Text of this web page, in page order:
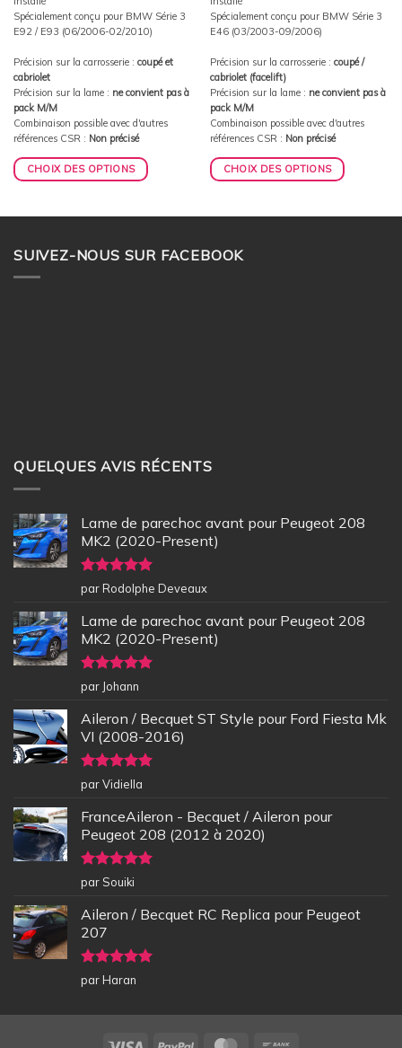
Spécialement conçu pour BMW Série 3
E92 / E93 (06/2006-02/2010)
Précision sur la carrosserie : coupé et
cabriolet
Précision sur la lame : ne convient pas à
pack M/M
Combinaison possible avec d'autres
références CSR : Non précisé
CHOIX DES OPTIONS
Spécialement conçu pour BMW Série 3
E46 (03/2003-09/2006)
Précision sur la carrosserie : coupé /
cabriolet (facelift)
Précision sur la lame : ne convient pas à
pack M/M
Combinaison possible avec d'autres
références CSR : Non précisé
CHOIX DES OPTIONS
SUIVEZ-NOUS SUR FACEBOOK
QUELQUES AVIS RÉCENTS
Lame de parechoc avant pour Peugeot 208
MK2 (2020-Present)
Note5sur
5
par Rodolphe Deveaux
Lame de parechoc avant pour Peugeot 208
MK2 (2020-Present)
Note5sur
5
par Johann
Aileron / Becquet ST Style pour Ford Fiesta Mk
VI (2008-2016)
Note5sur
5
par Vidiella
FranceAileron - Becquet / Aileron pour
Peugeot 208 (2012 à 2020)
Note5sur
5
par Souiki
Aileron / Becquet RC Replica pour Peugeot
207
Note5sur
5
par Haran
Visa PayPal MasterCard